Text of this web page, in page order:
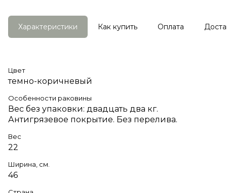
Характеристики Как купить Оплата
Цвет
темно-коричневый
Особенности раковины
Вес без упаковки: двадцать два кг.
Антигрязевое покрытие. Без перелива.
Вес
22
Ширина, см.
46